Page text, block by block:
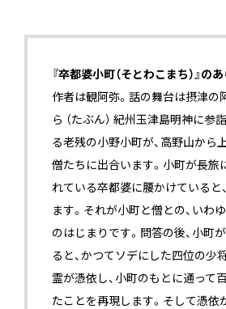
『卒都婆小町（そとわこまち）』の
作者は観阿弥。話の舞台は摂津の
ら （たぶん） 紀州玉津島明神に参
る老残の小野小町が、高野山から
僧たちに出合います。小町が長旅
れている卒都婆に腰かけていると
ます。それが小町と僧との、いわゆ
のはじまりです。問答の後、小町
ると、かつてソデにした四位の少
霊が憑依し、小町のもとに通って
たことを再現します。そして憑依